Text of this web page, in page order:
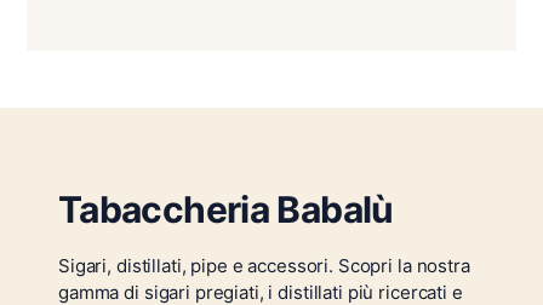
Tabaccheria Babalù
Sigari, distillati, pipe e accessori. Scopri la nostra
gamma di sigari pregiati, i distillati più ricercati e